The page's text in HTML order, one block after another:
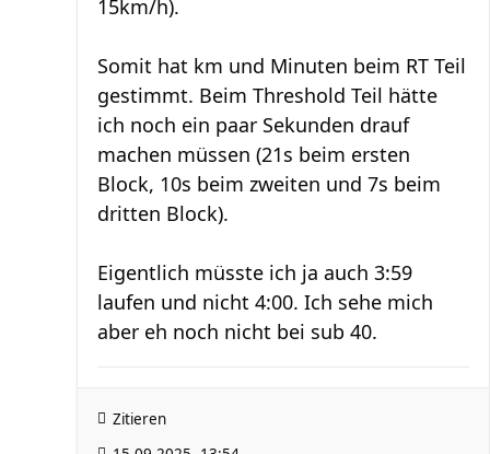
15km/h).
Somit hat km und Minuten beim RT Teil
gestimmt. Beim Threshold Teil hätte
ich noch ein paar Sekunden drauf
machen müssen (21s beim ersten
Block, 10s beim zweiten und 7s beim
dritten Block).
Eigentlich müsste ich ja auch 3:59
laufen und nicht 4:00. Ich sehe mich
aber eh noch nicht bei sub 40.
Zitieren